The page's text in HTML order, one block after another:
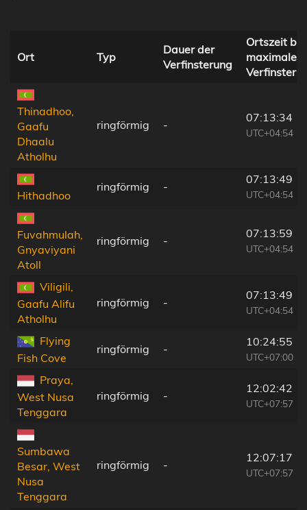
Ort Typ
Dauer der
Verfinsterung
Ortszeit bei
maximaler
Thinadhoo,
Gaafu
Dhaalu
Atholhu
ringförmig -
07:13:34
UTC+04:54
Hithadhoo
ringförmig -
07:13:49
UTC+04:54
Fuvahmulah,
Gnyaviyani
Atoll
ringförmig -
07:13:59
UTC+04:54
Viligili,
Gaafu Alifu
Atholhu
ringförmig -
07:13:49
UTC+04:54
Flying
Fish Cove
ringförmig -
10:24:55
UTC+07:00
Praya,
West Nusa
Tenggara
ringförmig -
12:02:42
UTC+07:57
Sumbawa
Besar, West
Nusa
Tenggara
ringförmig -
12:07:17
UTC+07:57